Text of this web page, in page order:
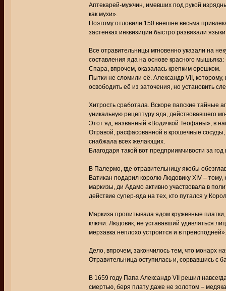
Аптекарей-мужчин, имевших под рукой
как мухи».
Поэтому отловили 150 внешне весьма
застенках инквизиции быстро развязали
Все отравительницы мгновенно указали на
составления яда на основе красного
Спара, впрочем, оказалась крепким орешком.
Пытки не сломили её. Александр VII,
освободить её из заточения, но установить
Хитрость сработала. Вскоре папские
уникальную рецептуру яда, действовавшего
Этот яд, названный «Водичкой Теофаны», в
Отравой, расфасованной в крошечные
снабжала всех желающих.
Благодаря такой вот предприимчивости за
В Палермо, где отравительницу якобы
Ватикан подарил королю Людовику XIV –
маркизы, ди Адамо активно участвовала в
действие супер-яда на тех, кто путался у
Маркиза пропитывала ядом кружевные
ключи. Людовик, не устававший удивляться
мерзавка неплохо устроится и в преисподней».
Дело, впрочем, закончилось тем, что монарх
Отравительница оступилась и, сорвавшись с
В 1659 году Папа Александр VII решил
смертью, беря плату даже не золотом –